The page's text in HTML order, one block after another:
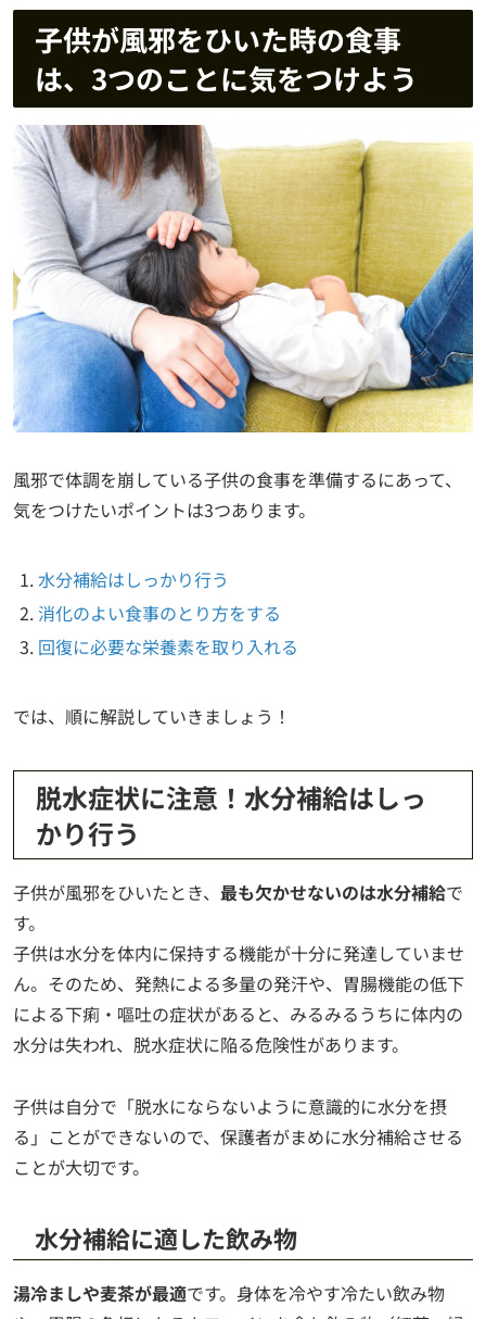
子供が風邪をひいた時の食事
は、3つのことに気をつけよう
風邪で体調を崩している子供の食事を準備するにあって、
気をつけたいポイントは3つあります。
水分補給はしっかり行う
消化のよい食事のとり方をする
回復に必要な栄養素を取り入れる
では、順に解説していきましょう！
脱水症状に注意！水分補給はしっ
かり行う
子供が風邪をひいたとき、 最も欠かせないのは水分補給で
す。
子供は水分を体内に保持する機能が十分に発達していませ
ん。そのため、発熱による多量の発汗や、胃腸機能の低下
による下痢・嘔吐の症状があると、みるみるうちに体内の
水分は失われ、脱水症状に陥る危険性があります。
子供は自分で「脱水にならないように意識的に水分を摂
る」ことができないので、保護者がまめに水分補給させる
ことが大切です。
水分補給に適した飲み物
湯冷ましや麦茶が最適です。身体を冷やす冷たい飲み物